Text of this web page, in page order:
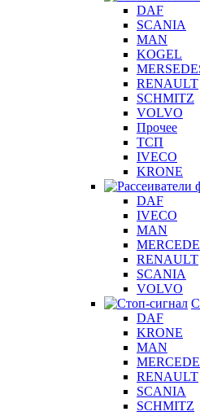
DAF
SCANIA
MAN
KOGEL
RENAULT
SCHMITZ
VOLVO
Прочее
ТСП
IVECO
KRONE
DAF
IVECO
MAN
RENAULT
SCANIA
VOLVO
DAF
KRONE
MAN
RENAULT
SCANIA
SCHMITZ